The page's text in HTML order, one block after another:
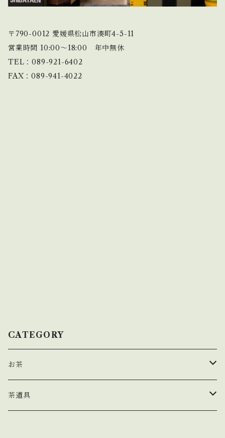
〒790-0012 愛媛県松山市湊町4-5-11
営業時間 10:00〜18:00 年中無休
TEL：089-921-6402
FAX：089-941-4022
CATEGORY
お茶
玉露
茶道具